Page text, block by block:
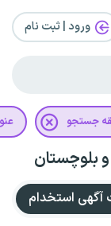
ورود | ثبت‌ نام
جستجو
بلوچستان
آگهی استخدام